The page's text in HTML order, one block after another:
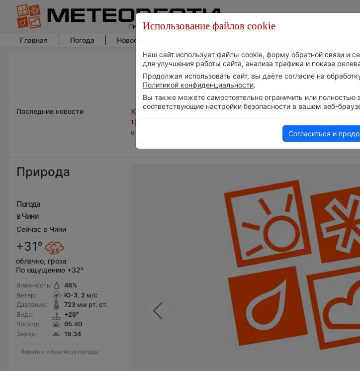
Главная Погода Новости погоды
Последние новости
Космическая погода влияет на
транспорт
6 августа 2026 | 15:13
Следите за развитием
событий в нашем
Телеграм-канале
Природа
Погода
в Чини
Сейчас в Чини
+31°
облачно, гроза
По ощущению +32°
Влажность:
Ветер:
Давление:
Вода:
Восход:
Заход:
46%
Ю-З, 2 м/с
723мм рт. ст.
+26°
05:40
19:34
Перейти к прогнозу погоды
Previous
Использование файлов cookie
Наш сайт использует файлы cookie, форму обратной связи и
для улучшения работы сайта, анализа трафика и показа
Продолжая использовать сайт, вы даёте согласие на
Политикой конфиденциальности.
Вы также можете самостоятельно ограничить или полностью
соответствующие настройки безопасности в вашем веб-
Согласиться и